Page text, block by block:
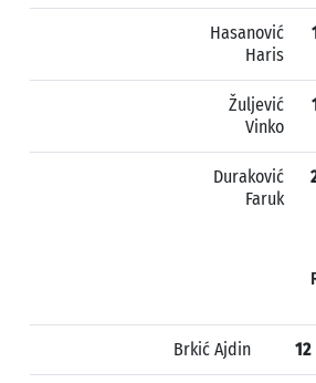
Hasanović
Haris
Žuljević
Vinko
Duraković
Faruk
Brkić Ajdin 12